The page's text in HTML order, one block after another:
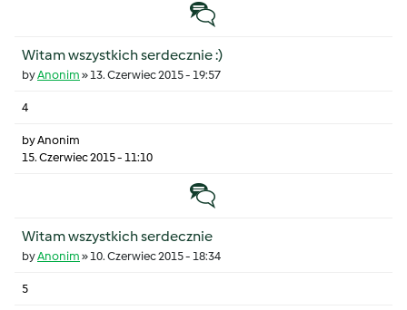
Temat zwyczajny
Witam wszystkich serdecznie :)
byAnonim »13. Czerwiec 2015 - 19:57
4
byAnonim
15. Czerwiec 2015 - 11:10
Temat zwyczajny
Witam wszystkich serdecznie
byAnonim »10. Czerwiec 2015 - 18:34
5